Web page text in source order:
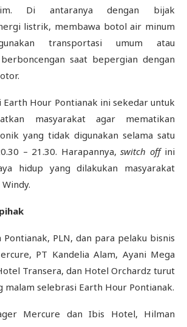
Di antaranya dengan bijak
listrik, membawa botol air minum
transportasi umum atau
saat bepergian dengan
Earth Hour Pontianak ini sekedar untuk
masyarakat agar mematikan
yang tidak digunakan selama satu
– 21.30. Harapannya,switch offini
hidup yang dilakukan masyarakat
PLN, dan para pelaku bisnis
PT Kandelia Alam, Ayani Mega
Transera, dan Hotel Orchardz turut
malam selebrasi Earth Hour Pontianak.
Mercure dan Ibis Hotel, Hilman